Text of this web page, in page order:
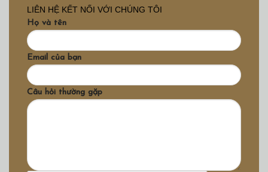
LIÊN HỆ KẾT NỐI VỚI CHÚNG TÔI
Họ và tên
Email của bạn
Câu hỏi thường gặp